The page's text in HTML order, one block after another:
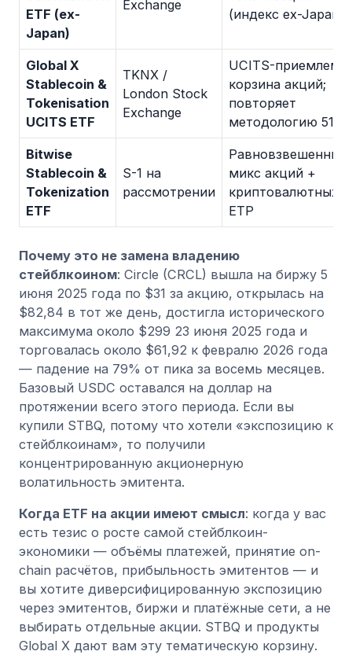
ETF (ex-
Japan)
Exchange
(индекс ex-Japan)
Global X
Stablecoin &
Tokenisation
UCITS ETF
TKNX /
London Stock
Exchange
UCITS-
корзина акций;
повторяет
методологию 512A
Bitwise
Stablecoin &
Tokenization
ETF
S-1 на
рассмотрении
Равновзвешенный
микс акций +
криптовалютных
ETP
Почему это не замена владению
стейблкоином: Circle (CRCL) вышла на биржу 5
июня 2025 года по $31 за акцию, открылась на
$82,84 в тот же день, достигла исторического
максимума около $299 23 июня 2025 года и
торговалась около $61,92 к февралю 2026 года
— падение на 79% от пика за восемь месяцев.
Базовый USDC оставался на доллар на
протяжении всего этого периода. Если вы
купили STBQ, потому что хотели «экспозицию к
стейблкоинам», то получили
концентрированную акционерную
волатильность эмитента.
Когда ETF на акции имеют смысл: когда у вас
есть тезис о росте самой стейблкоин-
экономики — объёмы платежей, принятие on-
chain расчётов, прибыльность эмитентов — и
вы хотите диверсифицированную экспозицию
через эмитентов, биржи и платёжные сети, а не
выбирать отдельные акции. STBQ и продукты
Global X дают вам эту тематическую корзину.